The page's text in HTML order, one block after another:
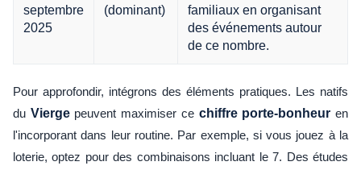
septembre
2025
(dominant)
familiaux en organisant
des événements autour
de ce nombre.
Pour approfondir, intégrons des éléments pratiques. Les natifs
du Viergepeuvent maximiser ce chiffre porte-bonheur en
l'incorporant dans leur routine. Par exemple, si vous jouez à la
loterie, optez pour des combinaisons incluant le 7. Des études